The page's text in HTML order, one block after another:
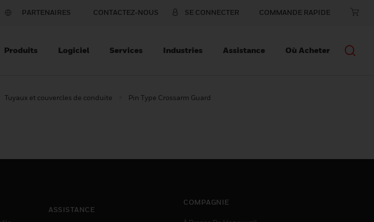
PARTENAIRES CONTACTEZ-NOUS SE CONNECTER COMMANDE RAPIDE
Produits Logiciel Services Industries Assistance Où Acheter
Tuyaux et couvercles de conduite Pin Type Crossarm Guard
ASSISTANCE
COMPAGNIE